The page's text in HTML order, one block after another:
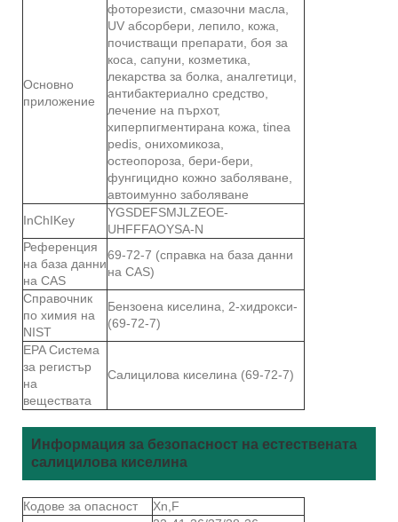
Основно
приложение
фоторезисти, смазочни масла,
UV абсорбери, лепило, кожа,
почистващи препарати, боя за
коса, сапуни, козметика,
лекарства за болка, аналгетици,
антибактериално средство,
лечение на пърхот,
хиперпигментирана кожа, tinea
pedis, онихомикоза,
остеопороза, бери-бери,
фунгицидно кожно заболяване,
автоимунно заболяване
InChIKey
YGSDEFSMJLZEOE-
UHFFFAOYSA-N
Референция
на база данни
на CAS
69-72-7 (справка на база данни
на CAS)
Справочник
по химия на
NIST
Бензоена киселина, 2-хидрокси-
(69-72-7)
EPA Система
за регистър
на
веществата
Салицилова киселина (69-72-7)
Информация за безопасност на естествената
салицилова киселина
Кодове за опасност
Xn,F